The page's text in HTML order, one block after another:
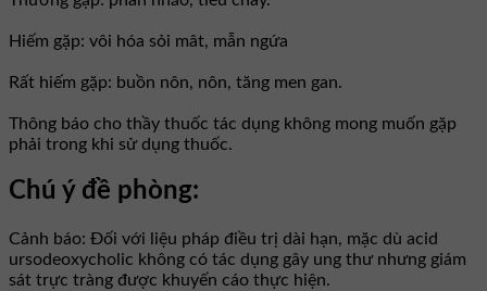
Hiếm gặp: vôi hóa sỏi mât, mẫn ngứa
Rất hiếm gặp: buồn nôn, nôn, tăng men gan.
Thông báo cho thầy thuốc tác dụng không mong muốn gặp
phải trong khi sử dụng thuốc.
Chú ý đề phòng:
Cảnh báo: Đối với liệu pháp điều trị dài hạn, mặc dù acid
ursodeoxycholic không có tác dụng gây ung thư nhưng giám
sát trực tràng được khuyến cáo thực hiện.